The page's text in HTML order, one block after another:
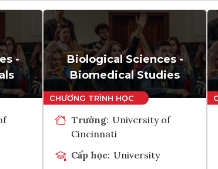
-
Biological Sciences -
Biomedical Studies
Trường: University of
Cincinnati
Cấp học: University